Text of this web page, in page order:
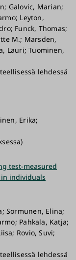
Galovic, Marian;
Leyton,
Funck, Thomas;
M.; Marsden,
Lauri; Tuominen,
lehdessä
Erika;
test-measured
individuals
Sormunen, Elina;
Pahkala, Katja;
Rovio, Suvi;
lehdessä